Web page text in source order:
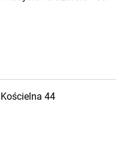
Kościelna 44